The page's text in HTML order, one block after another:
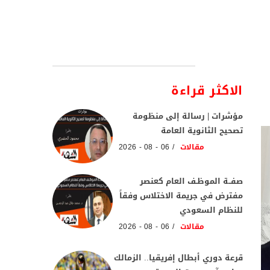
الاكثر قراءة
مؤشرات | رسالة إلى منظومة
تصحيح الثانوية العامة
مقالات 06 - 08 - 2026
صفــة الموظـف العام كعنصر
مفترض في جريمة الاختلاس وفقاً
للنظام السعودي
مقالات 06 - 08 - 2026
قرعة دوري أبطال إفريقيا.. الزمالك